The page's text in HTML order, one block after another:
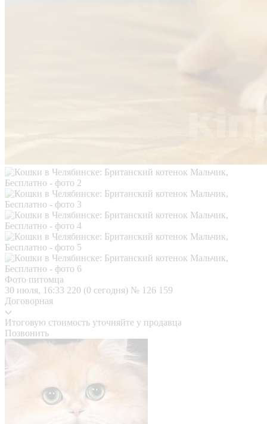
Фото питомца
30 июля, 16:33 220 (0 сегодня) № 126 159
Договорная
Итоговую стоимость уточняйте у продавца
Позвонить